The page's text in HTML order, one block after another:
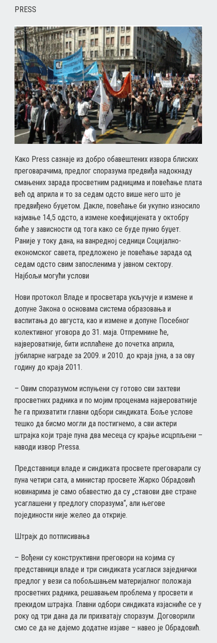
PRESS
Како Press сазнаје из добро обавештених извора блиских
преговарачима, предлог споразума предвиђа надокнаду
смањених зарада просветним радницима и повећање плата
већ од априла и то за седам одсто више него што је
предвиђено буџетом. Дакле, повећање би укупно износило
најмање 14,5 одсто, а измене коефицијената у октобру
биће у зависности од тога како се буде пунио буџет.
Раније у току дана, на ванредној седници Социјално-
економског савета, предложено је повећање зарада од
седам одсто свим запосленима у јавном сектору.
Најбољи могући услови
Нови протокол Владе и просветара укључује и измене и
допуне Закона о основама система образовања и
васпитања до августа, као и измене и допуне Посебног
колективног уговора до 31. маја. Отпремнине ће,
највероватније, бити исплаћене до почетка априла,
јубиларне награде за 2009. и 2010. до краја јуна, а за ову
годину до краја 2011.
– Овим споразумом испуњени су готово сви захтеви
просветних радника и по мојим проценама највероватније
ће га прихватити главни одбори синдиката. Боље услове
тешко да бисмо могли да постигнемо, а сви актери
штрајка који траје пуна два месеца су крајње исцрпљени –
наводи извор Pressa.
Представници владе и синдиката просвете преговарали су
пуна четири сата, а министар просвете Жарко Обрадовић
новинарима је само обавестио да су „ставови две стране
усаглашени у предлогу споразума“, али његове
појединости није желео да открије.
Штрајк до потписивања
– Вођени су конструктивни преговори на којима су
представници владе и три синдиката усагласи заједнички
предлог у вези са побољшањем материјалног положаја
просветних радника, решавањем проблема у просвети и
прекидом штрајка. Главни одбори синдиката изјасниће се у
року од три дана да ли прихватају споразум. Договорили
смо се да не дајемо додатне изјаве – навео је Обрадовић.